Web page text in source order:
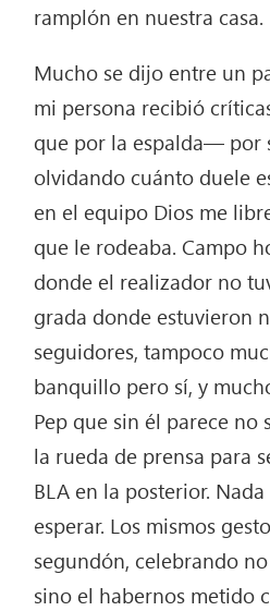
ramplón en nuestra casa.
Mucho se dijo entre un
mi persona recibió
que por la espalda— por
olvidando cuánto duele
en el equipo Dios me
que le rodeaba. Campo
donde el realizador no
grada donde estuvieron
seguidores, tampoco
banquillo pero sí, y
Pep que sin él parece no
la rueda de prensa para
BLA en la posterior.
esperar. Los mismos
segundón, celebrando
sino el habernos metido